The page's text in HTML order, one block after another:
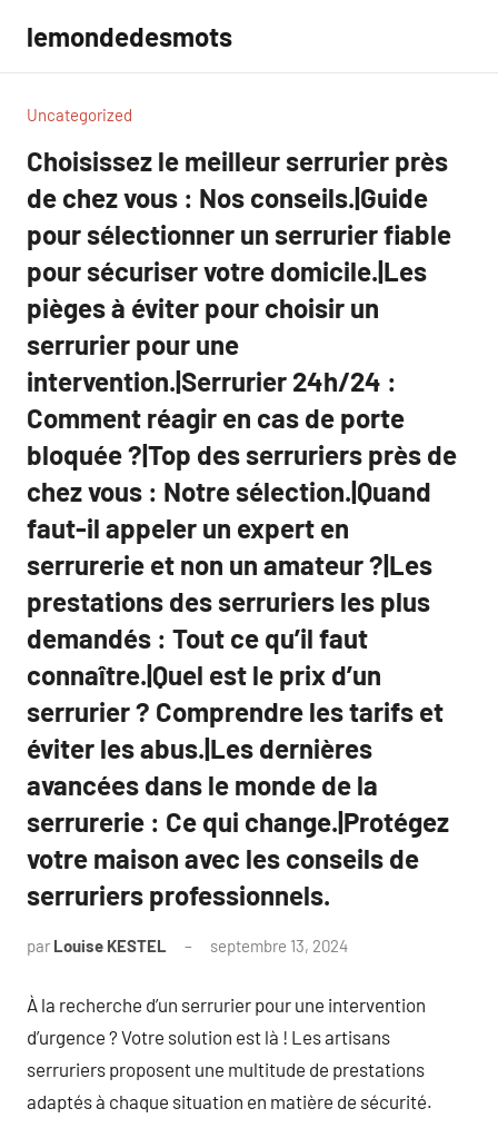
contenu
lemondedesmots
Uncategorized
Choisissez le meilleur serrurier près
de chez vous : Nos conseils.|Guide
pour sélectionner un serrurier fiable
pour sécuriser votre domicile.|Les
pièges à éviter pour choisir un
serrurier pour une
intervention.|Serrurier 24h/24 :
Comment réagir en cas de porte
bloquée ?|Top des serruriers près de
chez vous : Notre sélection.|Quand
faut-il appeler un expert en
serrurerie et non un amateur ?|Les
prestations des serruriers les plus
demandés : Tout ce qu’il faut
connaître.|Quel est le prix d’un
serrurier ? Comprendre les tarifs et
éviter les abus.|Les dernières
avancées dans le monde de la
serrurerie : Ce qui change.|Protégez
votre maison avec les conseils de
serruriers professionnels.
par Louise KESTEL septembre 13, 2024
À la recherche d’un serrurier pour une intervention
d’urgence ? Votre solution est là ! Les artisans
serruriers proposent une multitude de prestations
adaptés à chaque situation en matière de sécurité.